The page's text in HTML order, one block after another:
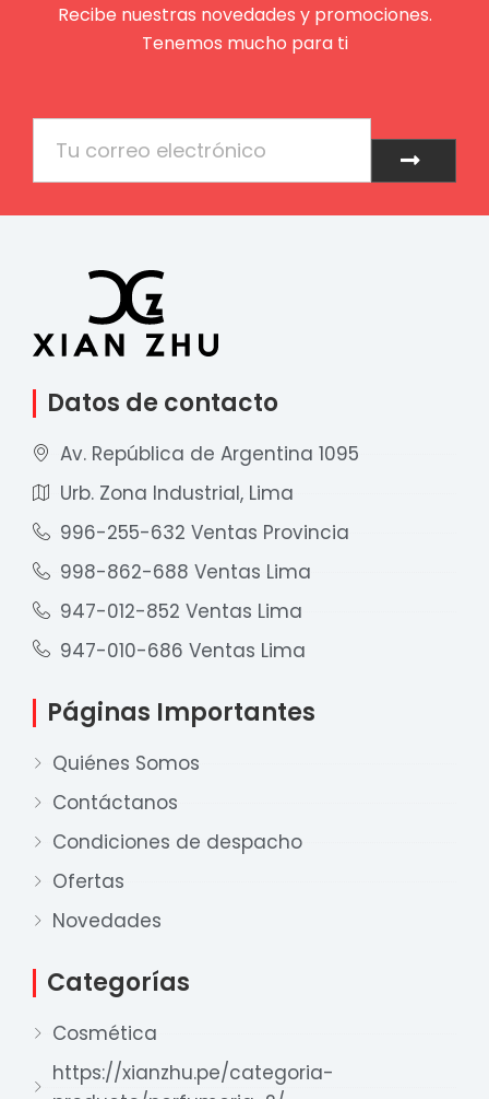
Recibe nuestras novedades y promociones.
Tenemos mucho para ti
Enviar
Datos de contacto
Av. República de Argentina 1095
Urb. Zona Industrial, Lima
996-255-632 Ventas Provincia
998-862-688 Ventas Lima
947-012-852 Ventas Lima
947-010-686 Ventas Lima
Páginas Importantes
Quiénes Somos
Contáctanos
Condiciones de despacho
Ofertas
Novedades
Categorías
Cosmética
https://xianzhu.pe/categoria-
Nuestro equipo de ventas está aquí
para responder a sus preguntas. ¡Lo
Disponible